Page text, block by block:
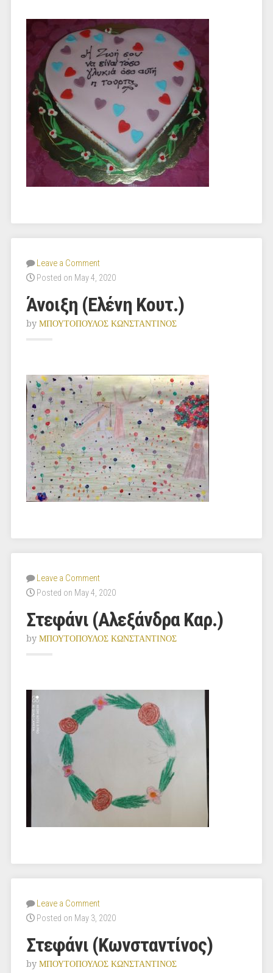
Leave a Comment
Posted on May 4, 2020
Άνοιξη (Ελένη Κουτ.)
by ΜΠΟΥΤΟΠΟΥΛΟΣ ΚΩΝΣΤΑΝΤΙΝΟΣ
Leave a Comment
Posted on May 4, 2020
Στεφάνι (Αλεξάνδρα Καρ.)
by ΜΠΟΥΤΟΠΟΥΛΟΣ ΚΩΝΣΤΑΝΤΙΝΟΣ
Leave a Comment
Posted on May 3, 2020
Στεφάνι (Κωνσταντίνος)
by ΜΠΟΥΤΟΠΟΥΛΟΣ ΚΩΝΣΤΑΝΤΙΝΟΣ